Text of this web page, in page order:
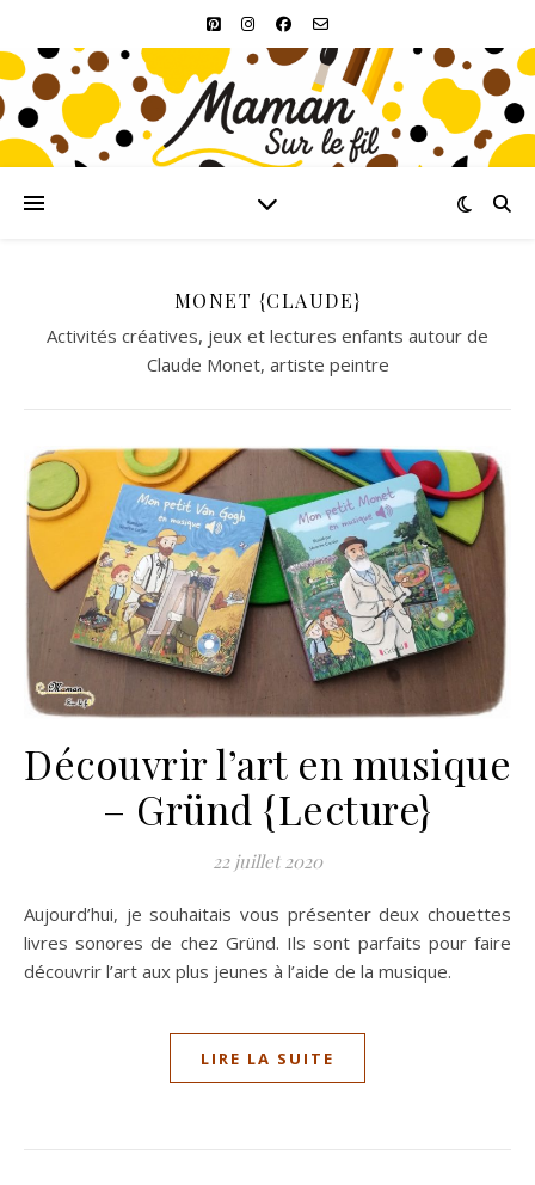
MONET {CLAUDE}
Activités créatives, jeux et lectures enfants autour de
Claude Monet, artiste peintre
Découvrir l’art en musique
– Gründ {Lecture}
22 juillet 2020
Aujourd’hui, je souhaitais vous présenter deux chouettes
livres sonores de chez Gründ. Ils sont parfaits pour faire
découvrir l’art aux plus jeunes à l’aide de la musique.
LIRE LA SUITE